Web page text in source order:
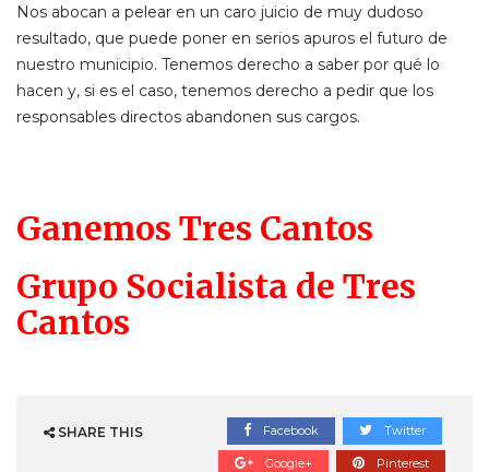
Nos abocan a pelear en un caro juicio de muy dudoso
resultado, que puede poner en serios apuros el futuro de
nuestro municipio. Tenemos derecho a saber por qué lo
hacen y, si es el caso, tenemos derecho a pedir que los
responsables directos abandonen sus cargos.
Ganemos Tres Cantos
Grupo Socialista de Tres
Cantos
SHARE THIS Facebook Twitter
Google+ Pinterest